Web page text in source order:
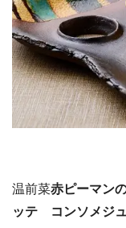
温前菜赤ピーマン
ッテ コンソメジ